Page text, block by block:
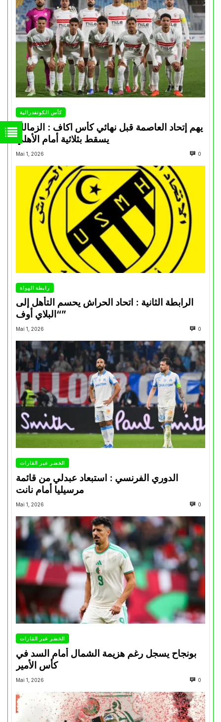
كأس الكونفدرالية
يهم إتحاد العاصمة قبل نهائي كأس اكاف : الزمالك
Mai 1, 2026 0
رابطة الهواة
الرابطة الثانية : اتحاد الحراش يحسم التأهل إلى
“البلاي أوف”
Mai 1, 2026 0
الخضر عبر القارات
الدوري الفرنسي : استبعاد عبدلي من قائمة
مرسيليا أمام نانت
Mai 1, 2026 0
الخضر عبر القارات
بونجاح يسجل رغم هزيمة الشمال أمام السد في
كأس الأمير
Mai 1, 2026 0